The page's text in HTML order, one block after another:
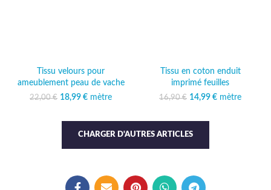
Tissu velours pour
ameublement peau de vache
22,00€ Le prix initial était :
18,99 €
Le prix
mètre
Tissu en coton enduit
imprimé feuilles
16,90€ Le prix initial était :
14,99 €
Le prix
mètre
CHARGER D'AUTRES ARTICLES